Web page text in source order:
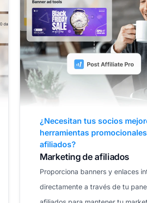
¿La gestión de tu programa
afiliados es un dolor de
Gestión de afiliados
Gestiona tu base de datos sin
maneja comisiones complejas de
niveles y rastrea el rendimiento